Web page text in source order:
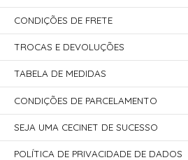
CONDIÇÕES DE FRETE
TROCAS E DEVOLUÇÕES
TABELA DE MEDIDAS
CONDIÇÕES DE PARCELAMENTO
SEJA UMA CECINET DE SUCESSO
POLÍTICA DE PRIVACIDADE DE DADOS